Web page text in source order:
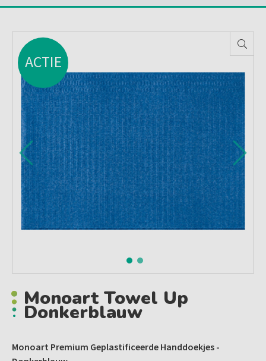
ACTIE
Monoart Towel Up
Donkerblauw
Monoart Premium Geplastificeerde Handdoekjes -